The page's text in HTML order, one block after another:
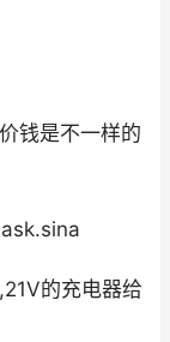
钱是不一样的
的充电器给